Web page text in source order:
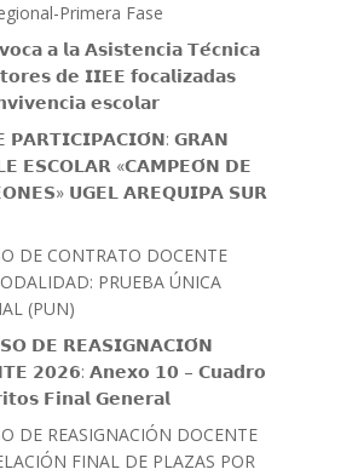
Primera Fase
𝗮 𝗹𝗮 𝗔𝘀𝗶𝘀𝘁𝗲𝗻𝗰𝗶𝗮 𝗧𝗲́𝗰𝗻𝗶𝗰𝗮
𝗱𝗲 𝗜𝗜𝗘𝗘 𝗳𝗼𝗰𝗮𝗹𝗶𝘇𝗮𝗱𝗮𝘀
𝗲𝘀𝗰𝗼𝗹𝗮𝗿
𝗣𝗔𝗥𝗧𝗜𝗖𝗜𝗣𝗔𝗖𝗜𝗢́𝗡: 𝗚𝗥𝗔𝗡
𝗘𝗦𝗖𝗢𝗟𝗔𝗥 «𝗖𝗔𝗠𝗣𝗘𝗢́𝗡 𝗗𝗘
𝗨𝗚𝗘𝗟 𝗔𝗥𝗘𝗤𝗨𝗜𝗣𝗔 𝗦𝗨𝗥
DE CONTRATO DOCENTE
PRUEBA ÚNICA
(PUN)
𝗗𝗘 𝗥𝗘𝗔𝗦𝗜𝗚𝗡𝗔𝗖𝗜𝗢́𝗡
𝟮𝟬𝟮𝟲: 𝗔𝗻𝗲𝘅𝗼 𝟭𝟬 – 𝗖𝘂𝗮𝗱𝗿𝗼
𝗙𝗶𝗻𝗮𝗹 𝗚𝗲𝗻𝗲𝗿𝗮𝗹
DE REASIGNACIÓN DOCENTE
FINAL DE PLAZAS POR